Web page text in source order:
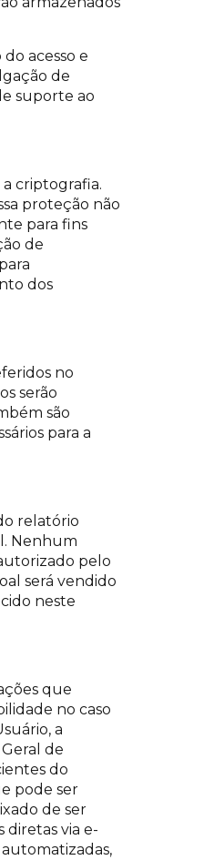
acesso e
de
suporte ao
criptografia.
proteção não
para fins
de
dos
no
serão
são
para a
relatório
Nenhum
pelo
será vendido
neste
que
no caso
a
de
do
pode ser
de ser
diretas via e-